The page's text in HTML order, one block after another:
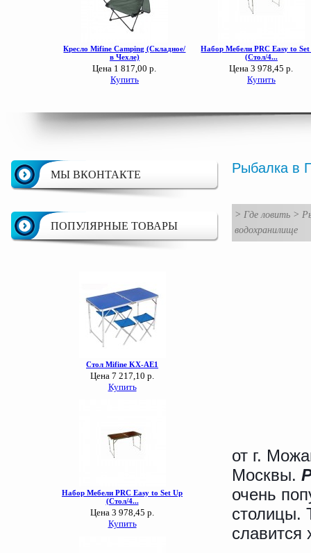
МЫ ВКОНТАКТЕ
ПОПУЛЯРНЫЕ ТОВАРЫ
Рыбалка в
> Где ловить >
водохранилище
от г.
Москвы.
очень
столицы.